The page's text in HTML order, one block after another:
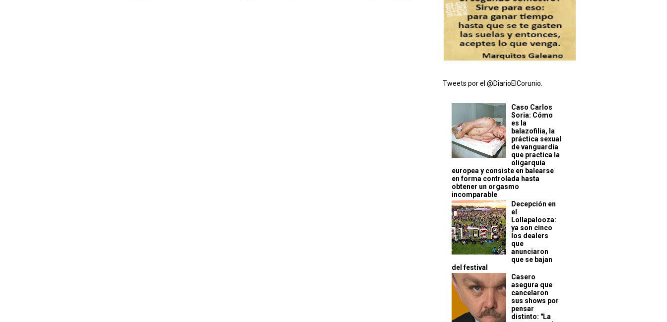
Tweets por el @DiarioElCorunio.
Caso Carlos
Soria: Cómo
es la
balazofilia, la
práctica sexual
de vanguardia
que practica la
oligarquía
europea y consiste en balearse
en forma controlada hasta
obtener un orgasmo
incomparable
Decepción en
el
Lollapalooza:
ya son cinco
los dealers
que
anunciaron
que se bajan
del festival
Casero
asegura que
cancelaron
sus shows por
pensar
distinto: "La